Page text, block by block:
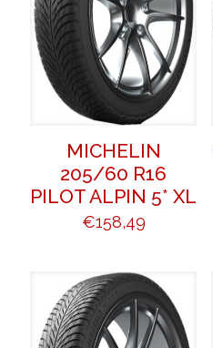
MICHELIN
205/60 R16
PILOT ALPIN 5* XL
€158,49